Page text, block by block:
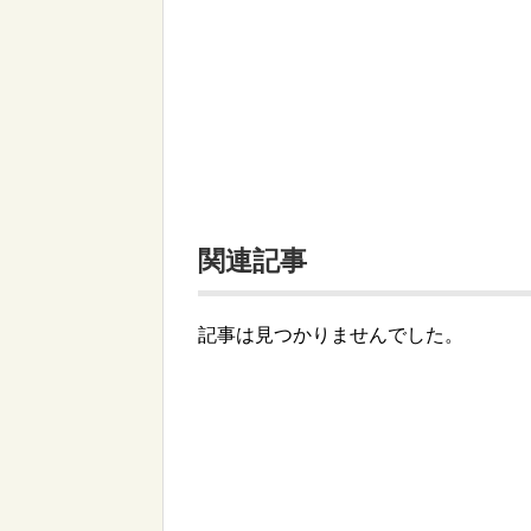
関連記事
記事は見つかりませんでした。